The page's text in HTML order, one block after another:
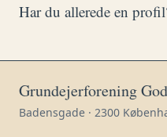
Har du allerede en
Grundejerforening
Badensgade · 2300